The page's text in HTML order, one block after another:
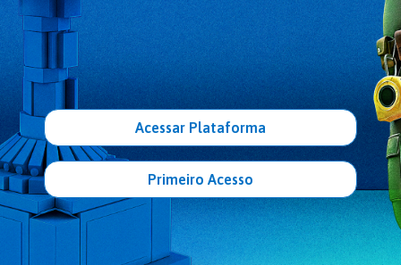
Acessar Plataforma
Primeiro Acesso